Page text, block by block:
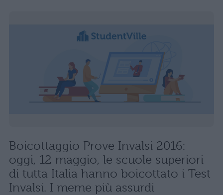
Boicottaggio Prove Invalsi 2016:
oggi, 12 maggio, le scuole superiori
di tutta Italia hanno boicottato i Test
Invalsi. I meme più assurdi